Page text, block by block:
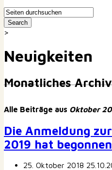
>
Neuigkeiten
Monatliches Archiv
Alle Beiträge aus Oktober
Die Anmeldung
2019 hat begonnen
25. Oktober 2018